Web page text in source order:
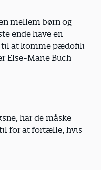
mellem børn og
ende have en
til at komme pædofili
Else-Marie Buch
har de måske
for at fortælle, hvis